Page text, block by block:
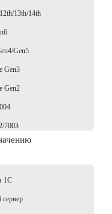
13th/14th
Gen5
Gen3
Gen2
7003
1С
сервер